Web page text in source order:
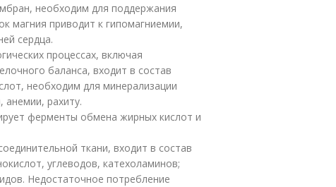
необходим для поддержания
магния приводит к гипомагниемии,
сердца.
процессах, включая
баланса, входит в состав
необходим для минерализации
анемии, рахиту.
ферменты обмена жирных кислот и
ткани, входит в состав
углеводов, катехоламинов;
Недостаточное потребление